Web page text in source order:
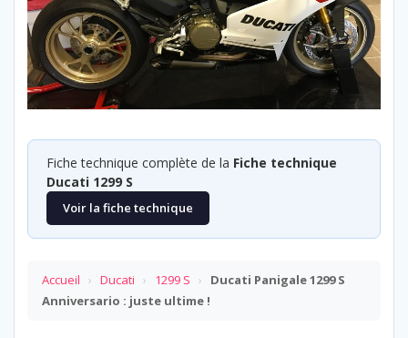
Fiche technique complète de la Fiche technique
Ducati 1299 S
Voir la fiche technique
Accueil › Ducati › 1299 S ›
Ducati Panigale 1299 S
Anniversario : juste ultime !